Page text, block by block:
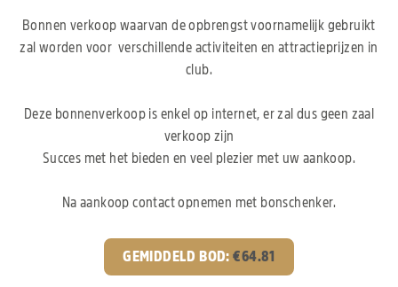
Bonnen verkoop waarvan de opbrengst voornamelijk gebruikt
zal worden voor verschillende activiteiten en attractieprijzen in
club.
Deze bonnenverkoop is enkel op internet, er zal dus geen zaal
verkoop zijn
Succes met het bieden en veel plezier met uw aankoop.
Na aankoop contact opnemen met bonschenker.
GEMIDDELD BOD:€64.81